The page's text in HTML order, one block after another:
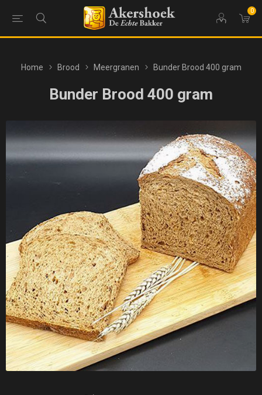
0
Home Brood Meergranen Bunder Brood 400 gram
Bunder Brood 400 gram